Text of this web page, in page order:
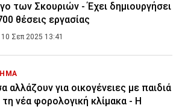
των Σκουριών - Έχει δημιουργήσει
θέσεις εργασίας
10 Σεπ 2025 13:41
αλλάζουν για οικογένειες με παιδιά
τη νέα φορολογική κλίμακα - Η